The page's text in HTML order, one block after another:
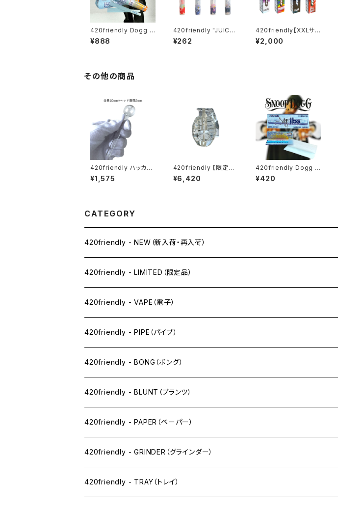
420friendly Dogg l
bs - Blue Paisley Pr
e-Rolled Cones / 1
¥888
420friendly "JUICY
JAY'S" プレロールコー
ン - 香りごと味わう新
¥262
420friendly【XXLサイ
ズ】JUICY JAY'S Sup
er Wrap - スーパーブ
¥2,000
その他の商品
420friendly ハッカ用
ガラスパイプ 10cm (ヘ
ッド2cm)
¥1,575
420friendly 【限定コ
レクション】EG Glass
Grenade Handpipe
¥6,420
420friendly Dogg l
bs - Blue Paisley R
olling Papers / 1¼サ
¥420
CATEGORY
420friendly - NEW（新入荷・再入荷）
420friendly - LIMITED（限定品）
420friendly - VAPE（電子）
ペン下
ニコパフ系
ドライ系
ワックス系
420friendly - PIPE（パイプ）
420friendly - BONG（ボング）
420friendly - BLUNT（ブランツ）
420friendly - PAPER（ペーパー）
SW(シングルワイド）サイズ
1 1/4サイズ
420friendly - GRINDER（グラインダー）
420friendly - TRAY（トレイ）